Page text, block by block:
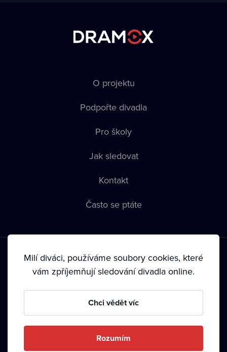
O projektu
Podpořte divadla
Pro školy
Jak sledovat
Kontakt
Často se ptáte
Podmínky používání • Ochrana soukromí • Zásady používání
• Autorská práva•
Milí diváci, používáme soubory cookies, které
vám zpříjemňují sledování divadla online.
Chci vědět víc
Rozumím